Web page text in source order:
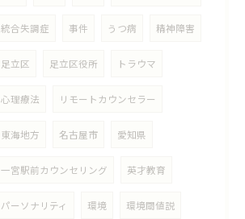
統合失調症 事件 うつ病 精神障害
足立区 足立区役所 トラウマ
心理療法 リモートカウンセラー
東海地方 名古屋市 愛知県
一宮駅前カウンセリング 英才教育
パーソナリティ 環境 環境閾値説